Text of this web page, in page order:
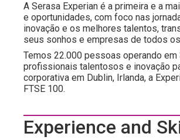
A Serasa Experian é a primeira e a
e oportunidades, com foco nas
inovação e os melhores talentos,
seus sonhos e empresas de todos
Temos 22.000 pessoas operando
profissionais talentosos e inovação
corporativa em Dublin, Irlanda, a
FTSE 100.
Experience and